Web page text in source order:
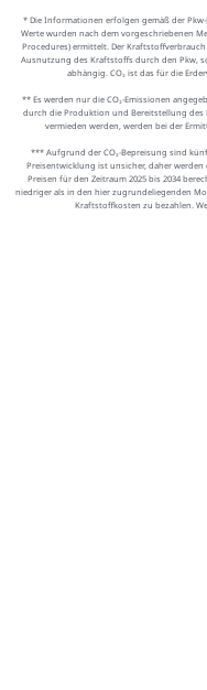
* Die Informationen erfolgen gemäß der
Werte wurden nach dem vorgeschriebenen
Procedures) ermittelt. Der
Ausnutzung des Kraftstoffs durch den Pkw,
abhängig. CO₂ ist das für die
** Es werden nur die CO₂-Emissionen
durch die Produktion und Bereitstellung des
vermieden werden, werden bei der
*** Aufgrund der CO₂-Bepreisung sind
Preisentwicklung ist unsicher, daher werden
Preisen für den Zeitraum 2025 bis 2034
niedriger als in den hier zugrundeliegenden
Kraftstoffkosten zu bezahlen.